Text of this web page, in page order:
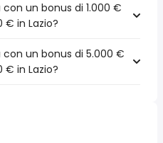
un bonus di 1.000 €
€ in Lazio?
un bonus di 5.000 €
€ in Lazio?